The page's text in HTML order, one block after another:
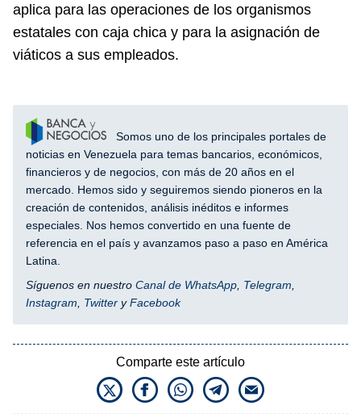
aplica para las operaciones de los organismos
estatales con caja chica y para la asignación de
viáticos a sus empleados.
Somos uno de los principales portales de
noticias en Venezuela para temas bancarios, económicos,
financieros y de negocios, con más de 20 años en el
mercado. Hemos sido y seguiremos siendo pioneros en la
creación de contenidos, análisis inéditos e informes
especiales. Nos hemos convertido en una fuente de
referencia en el país y avanzamos paso a paso en América
Latina.
Síguenos en nuestro Canal de WhatsApp Telegram
Instagram
Twitter yFacebook
Comparte este artículo